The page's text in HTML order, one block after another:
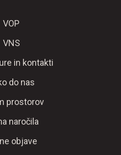
VOP
VNS
in kontakti
do nas
prostorov
naročila
objave